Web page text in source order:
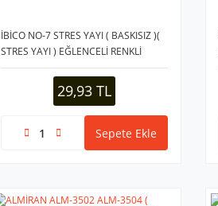
İBİCO NO-7 STRES YAYI ( BASKISIZ )(
STRES YAYI ) EĞLENCELİ RENKLİ
PLASTİK*12X34
29,93 TL
Sepete Ekle